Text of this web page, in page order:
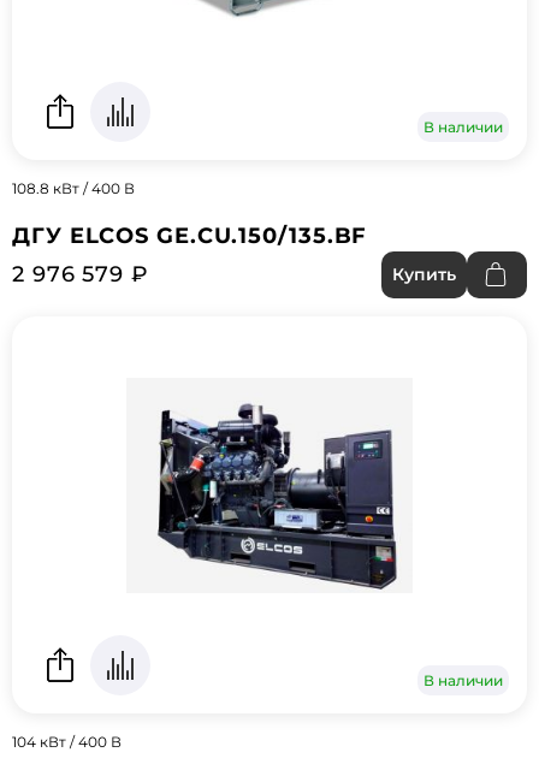
В наличии
108.8 кВт / 400 В
ДГУ ELCOS GE.CU.150/135.BF
2 976 579 ₽
Купить
В наличии
104 кВт / 400 В